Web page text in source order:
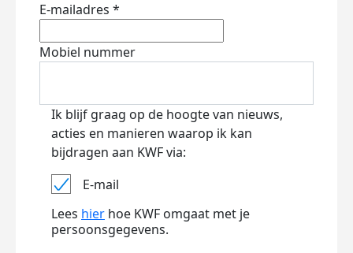
E-mailadres *
Mobiel nummer
Ik blijf graag op de hoogte van nieuws,
acties en manieren waarop ik kan
bijdragen aan KWF via:
E-mail
Lees hier hoe KWF omgaat met je
persoonsgegevens.